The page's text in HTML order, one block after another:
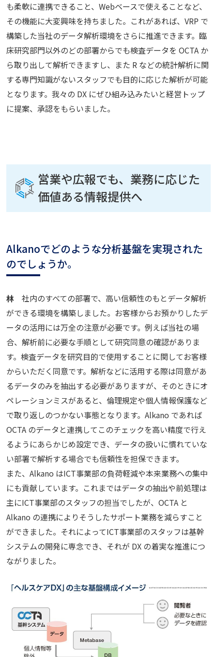
も柔軟に連携できること、Webベースで使えることなど、
その機能に大変興味を持ちました。これがあれば、VRP で
構築した当社のデータ解析環境をさらに推進できます。臨
床研究部門以外のどの部署からでも検査データを OCTA か
ら取り出して解析できますし、また R などの統計解析に関
する専門知識がないスタッフでも目的に応じた解析が可能
となります。我々の DX にぜひ組み込みたいと経営トップ
に提案、承認をもらいました。
営業や広報でも、業務に応じた
価値ある情報提供へ
Alkanoでどのような分析基盤を実現された
のでしょうか。
林 社内のすべての部署で、高い信頼性のもとデータ解析
ができる環境を構築しました。お客様からお預かりしたデ
ータの活用には万全の注意が必要です。例えば当社の場
合、解析前に必要な手順として研究同意の確認がありま
す。検査データを研究目的で使用することに関してお客様
からいただく同意です。解析などに活用する際は同意があ
るデータのみを抽出する必要がありますが、そのときにオ
ペレーションミスがあると、倫理規定や個人情報保護など
で取り返しのつかない事態となります。Alkano であれば
OCTA のデータと連携してこのチェックを高い精度で行え
るようにあらかじめ設定でき、データの扱いに慣れていな
い部署で解析する場合でも信頼性を担保できます。
また、Alkano はICT事業部の負荷軽減や本来業務ヘの集中
にも貢献しています。これまではデータの抽出や前処理は
主にICT事業部のスタッフの担当でしたが、OCTA と
Alkano の連携によりそうしたサポート業務を減らすこと
ができました。それによってICT事業部のスタッフは基幹
システムの開発に専念でき、それが DX の着実な推進につ
ながりました。